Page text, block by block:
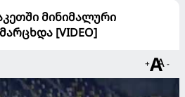
მინიმალური
[VIDEO]
+ -